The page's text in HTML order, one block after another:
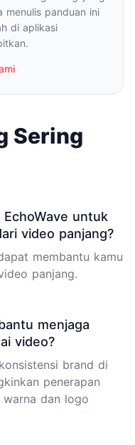
menulis panduan ini
di aplikasi
Sering
untuk
video panjang?
membantu kamu
panjang.
menjaga
video?
brand di
penerapan
dan logo